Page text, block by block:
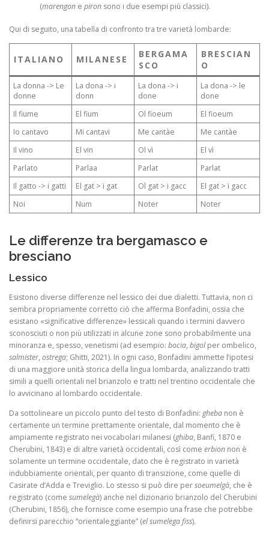
(marengon e piron sono i due esempi più classici).
Qui di seguito, una tabella di confronto tra tre varietà lombarde:
ITALIANO MILANESE
BERGAMA
SCO
BRESCIAN
O
La donna -> Le
donne
La dona -> i
donn
La dona -> i
done
La dona -> le
done
Il fiume
El fium Ol fioeum
El fioeum
Io cantavo
Mi cantavi Me cantàe
Me cantàe
Il vino
El vin Ol vì
El vì
Parlato
Parlaa Parlat
Parlat
Il gatto -> i gatti
El gat > i gat Ol gat > i gacc
El gat > i gacc
Noi
Num Noter Noter
Le differenze tra bergamasco e
bresciano
Lessico
Esistono diverse differenze nel lessico dei due dialetti. Tuttavia, non ci
sembra propriamente corretto ciò che afferma Bonfadini, ossia che
esistano «significative differenze» lessicali quando i termini davvero
sconosciuti o non più utilizzati in alcune zone sono probabilmente una
minoranza e, spesso, venetismi (ad esempio: bocia, bigolper ombelico,
salmister, ostrega; Ghitti, 2021). In ogni caso, Bonfadini ammette l’ipotesi
di una maggiore unità storica della lingua lombarda, analizzando tratti
simili a quelli orientali nel brianzolo e tratti nel trentino occidentale che
lo avvicinano al lombardo occidentale.
Da sottolineare un piccolo punto del testo di Bonfadini: gheba non è
certamente un termine prettamente orientale, dal momento che è
ampiamente registrato nei vocabolari milanesi (ghiba, Banfi, 1870 e
Cherubini, 1843) e di altre varietà occidentali, così come erbion non è
solamente un termine occidentale, dato che è registrato in varietà
indubbiamente orientali, per quanto di transizione, come quelle di
Casirate d’Adda e Treviglio. Lo stesso si può dire persoeumelgà, che è
registrato (come sumelegà) anche nel dizionario brianzolo del Cherubini
(Cherubini, 1856), che fornisce come esempio una frase che potrebbe
definirsi parecchio “orientaleggiante” (el sumelega fiss).